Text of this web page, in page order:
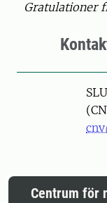
Gratulationer
Centrum för